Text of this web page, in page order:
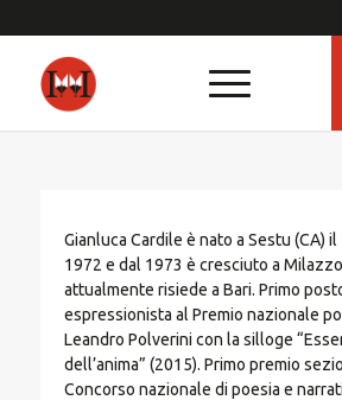
Gianluca Cardile è nato a Sestu (CA)
1972 e dal 1973 è cresciuto a Milazzo
attualmente risiede a Bari. Primo
espressionista al Premio nazionale
Leandro Polverini con la silloge
dell’anima” (2015). Primo premio
Concorso nazionale di poesia e